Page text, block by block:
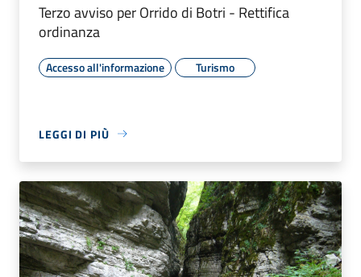
Terzo avviso per Orrido di Botri - Rettifica
ordinanza
Accesso all'informazione Turismo
LEGGI DI PIÙ